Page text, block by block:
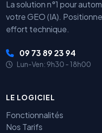
La solution n°1 pour
votre GEO (IA).
effort technique.
09 73 89 23 94
Lun-Ven: 9h30 - 18h00
LE LOGICIEL
Fonctionnalités
Nos Tarifs